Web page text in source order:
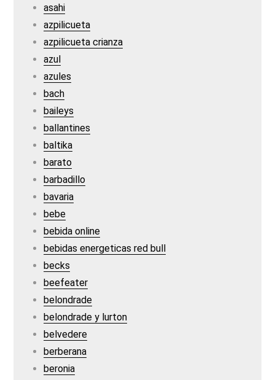
asahi
azpilicueta
azpilicueta crianza
azul
azules
bach
baileys
ballantines
baltika
barato
barbadillo
bavaria
bebe
bebida online
bebidas energeticas red bull
becks
beefeater
belondrade
belondrade y lurton
belvedere
berberana
beronia